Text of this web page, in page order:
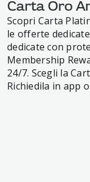
Carta Oro
Scopri Carta
le offerte
dedicate con
Membership
24/7. Scegli la
Richiedila in app